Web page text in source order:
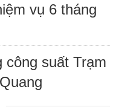
vụ 6 tháng
suất Trạm